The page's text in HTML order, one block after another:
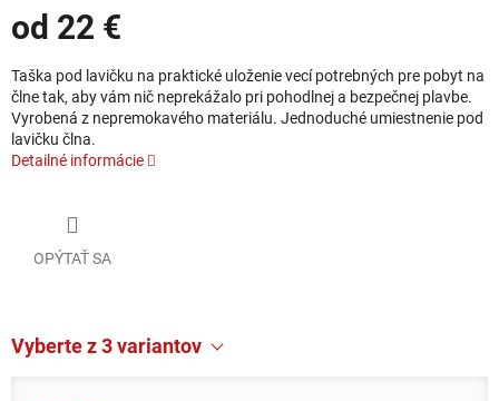
od 22 €
Jednotková cena:
Taška pod lavičku na praktické uloženie vecí potrebných pre pobyt na
člne tak, aby vám nič neprekážalo pri pohodlnej a bezpečnej plavbe.
Vyrobená z nepremokavého materiálu. Jednoduché umiestnenie pod
lavičku člna.
Detailné informácie
OPÝTAŤ SA
Vyberte z 3 variantov